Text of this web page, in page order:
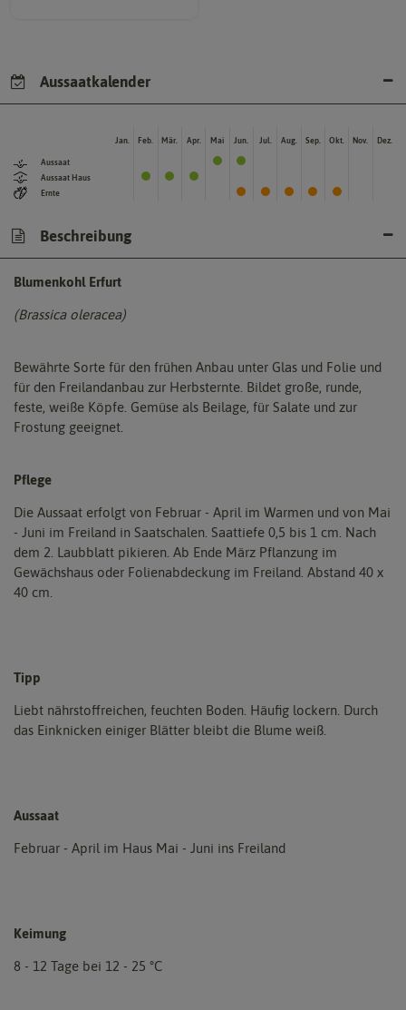
Aussaatkalender
Aussaat
Aussaat Haus
Ernte
Jan. Feb. Mär. Apr. Mai Jun. Jul. Aug. Sep. Okt. Nov. Dez.
Beschreibung
Blumenkohl Erfurt
(Brassica oleracea)
Bewährte Sorte für den frühen Anbau unter Glas und Folie und
für den Freilandanbau zur Herbsternte. Bildet große, runde,
feste, weiße Köpfe. Gemüse als Beilage, für Salate und zur
Frostung geeignet.
Pflege
Die Aussaat erfolgt von Februar - April im Warmen und von Mai
- Juni im Freiland in Saatschalen. Saattiefe 0,5 bis 1 cm. Nach
dem 2. Laubblatt pikieren. Ab Ende März Pflanzung im
Gewächshaus oder Folienabdeckung im Freiland. Abstand 40 x
40 cm.
Tipp
Liebt nährstoffreichen, feuchten Boden. Häufig lockern. Durch
das Einknicken einiger Blätter bleibt die Blume weiß.
Aussaat
Februar - April im Haus Mai - Juni ins Freiland
Keimung
8 - 12 Tage bei 12 - 25 °C